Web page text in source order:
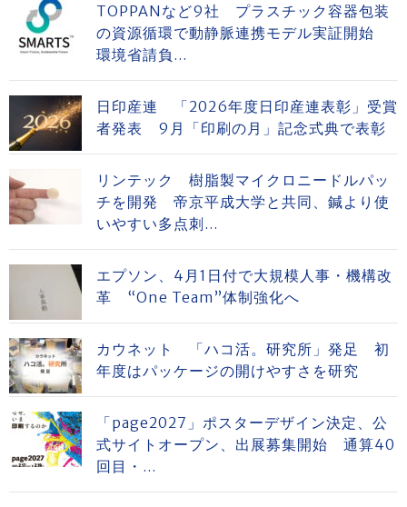
TOPPANなど9社 プラスチック容器包装
の資源循環で動静脈連携モデル実証開始
環境省請負...
日印産連 「2026年度日印産連表彰」受賞
者発表 9月「印刷の月」記念式典で表彰
リンテック 樹脂製マイクロニードルパッ
チを開発 帝京平成大学と共同、鍼より使
いやすい多点刺...
エプソン、4月1日付で大規模人事・機構改
革 “One Team”体制強化へ
カウネット 「ハコ活。研究所」発足 初
年度はパッケージの開けやすさを研究
「page2027」ポスターデザイン決定、公
式サイトオープン、出展募集開始 通算40
回目・...